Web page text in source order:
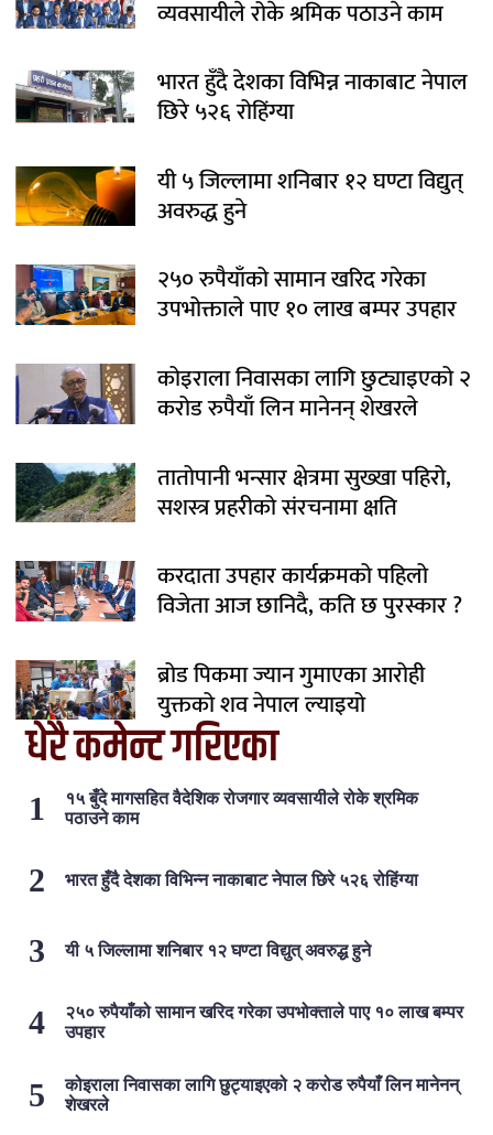
व्यवसायीले रोके श्रमिक पठाउने काम
भारत हुँदै देशका विभिन्न नाकाबाट नेपाल
छिरे ५२६ रोहिंग्या
यी ५ जिल्लामा शनिबार १२ घण्टा विद्युत्
अवरुद्ध हुने
२५० रुपैयाँको सामान खरिद गरेका
उपभोक्ताले पाए १० लाख बम्पर उपहार
कोइराला निवासका लागि छुट्याइएको २
करोड रुपैयाँ लिन मानेनन् शेखरले
तातोपानी भन्सार क्षेत्रमा सुख्खा पहिरो,
सशस्त्र प्रहरीको संरचनामा क्षति
करदाता उपहार कार्यक्रमको पहिलो
विजेता आज छानिदै, कति छ पुरस्कार ?
ब्रोड पिकमा ज्यान गुमाएका आरोही
युक्तको शव नेपाल ल्याइयो
धेरै कमेन्ट गरिएका
१५ बुँदे मागसहित वैदेशिक रोजगार व्यवसायीले रोके श्रमिक
पठाउने काम
भारत हुँदै देशका विभिन्न नाकाबाट नेपाल छिरे ५२६ रोहिंग्या
यी ५ जिल्लामा शनिबार १२ घण्टा विद्युत् अवरुद्ध हुने
२५० रुपैयाँको सामान खरिद गरेका उपभोक्ताले पाए १० लाख बम्पर
उपहार
कोइराला निवासका लागि छुट्याइएको २ करोड रुपैयाँ लिन मानेनन्
शेखरले